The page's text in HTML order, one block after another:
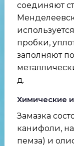
соединяют
пробки,
заполняют
д.
Химические
Замазка
канифоли,
пемза) и